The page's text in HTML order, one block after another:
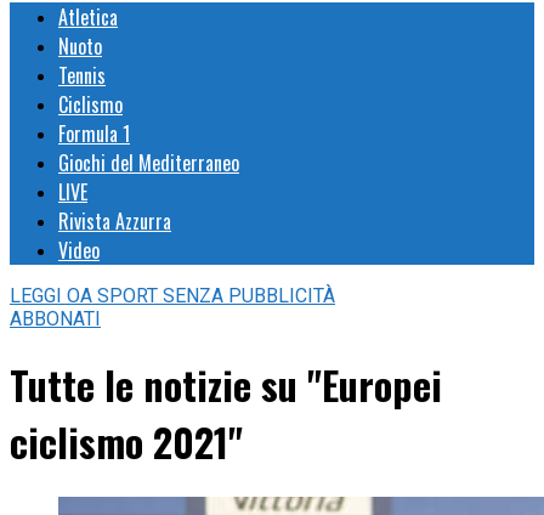
Atletica
Nuoto
Tennis
Ciclismo
Formula 1
Giochi del Mediterraneo
LIVE
Rivista Azzurra
Video
LEGGI OA SPORT SENZA PUBBLICITÀ
ABBONATI
Tutte le notizie su "Europei
ciclismo 2021"